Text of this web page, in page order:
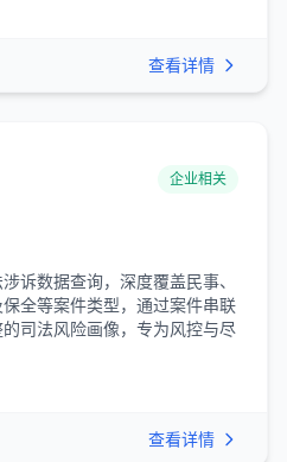
查看详情
企业相关
诉数据查询，深度覆盖民事、
全等案件类型，通过案件串联
司法风险画像，专为风控与尽
查看详情